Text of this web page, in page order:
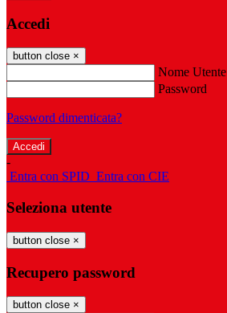
Accedi
button close ×
Nome Utente
Password
Password dimenticata?
-
Entra con SPID Entra con CIE
Seleziona utente
button close ×
Recupero password
button close ×